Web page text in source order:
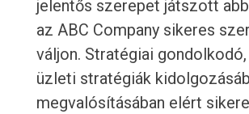
jelentős szerepet játszott
az ABC Company sikeres
váljon. Stratégiai
üzleti stratégiák
megvalósításában elért